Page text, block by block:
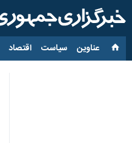
عناوین‌ سیاست اقتصاد